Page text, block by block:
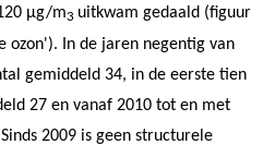
µg/m3 uitkwam gedaald (figuur
ozon'). In de jaren negentig van
gemiddeld 34, in de eerste tien
27 en vanaf 2010 tot en met
2009 is geen structurele